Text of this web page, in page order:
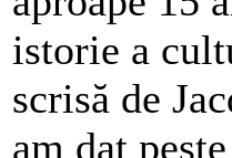
istorie a
scrisă de
am dat